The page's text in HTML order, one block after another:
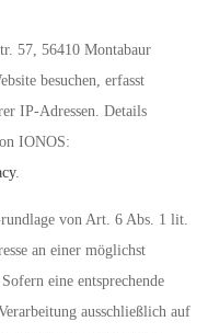
57, 56410 Montabaur
besuchen, erfasst
IP-Adressen. Details
IONOS:
.
von Art. 6 Abs. 1 lit.
an einer möglichst
eine entsprechende
ausschließlich auf